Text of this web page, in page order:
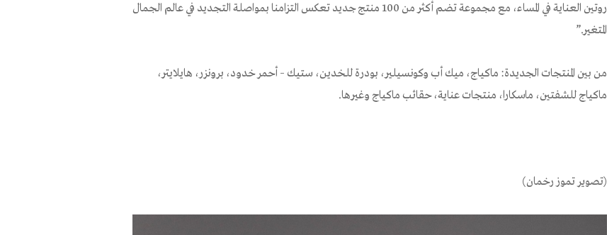
روتين العناية في المساء، مع مجموعة تضم أكثر من 100 منتج جديد تعكس التزامنا بمواصلة التجديد في عالم الجمال
المتغير.”
من بين المنتجات الجديدة: ماكياج، ميك أب وكونسيلير، بودرة للخدين، ستيك – أحمر خدود، برونزر، هايلايتر،
ماكياج للشفتين، ماسكارا، منتجات عناية، حقائب ماكياج وغيرها.
(تصوير تموز رخمان)